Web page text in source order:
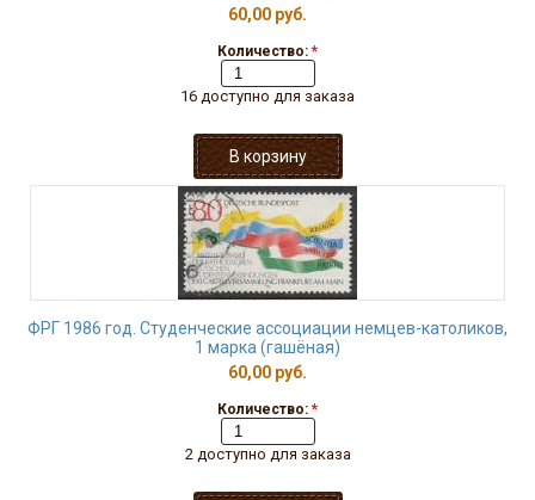
60,00 руб.
Количество: *
16 доступно для заказа
ФРГ 1986 год. Студенческие ассоциации немцев-католиков,
1 марка (гашёная)
60,00 руб.
Количество: *
2 доступно для заказа